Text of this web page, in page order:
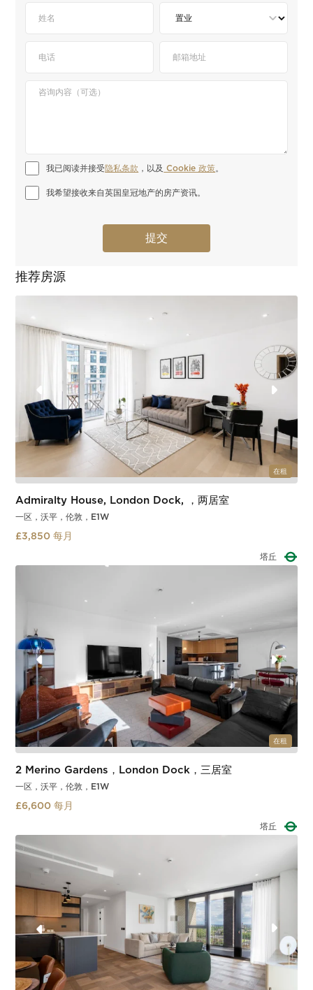
我已阅读并接受隐私条款 ，以及 Cookie 政策。
我希望接收来自英国皇冠地产的房产资讯。
推荐房源
在租
Admiralty House, London Dock, ，两居室
一区，沃平，伦敦，E1W
£3,850 每月
塔丘
在租
2 Merino Gardens，London Dock，三居室
一区，沃平，伦敦，E1W
£6,600 每月
塔丘
Slide 2 of 3.